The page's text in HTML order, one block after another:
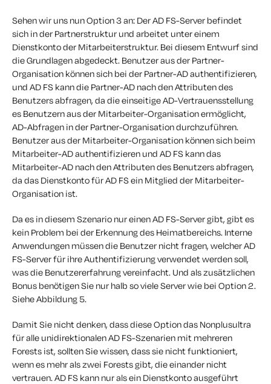
Sehen wir uns nun Option 3 an: Der AD FS-Server befindet
sich in der Partnerstruktur und arbeitet unter einem
Dienstkonto der Mitarbeiterstruktur. Bei diesem Entwurf sind
die Grundlagen abgedeckt. Benutzer aus der Partner-
Organisation können sich bei der Partner-AD authentifizieren,
und AD FS kann die Partner-AD nach den Attributen des
Benutzers abfragen, da die einseitige AD-Vertrauensstellung
es Benutzern aus der Mitarbeiter-Organisation ermöglicht,
AD-Abfragen in der Partner-Organisation durchzuführen.
Benutzer aus der Mitarbeiter-Organisation können sich beim
Mitarbeiter-AD authentifizieren und AD FS kann das
Mitarbeiter-AD nach den Attributen des Benutzers abfragen,
da das Dienstkonto für AD FS ein Mitglied der Mitarbeiter-
Organisation ist.
Da es in diesem Szenario nur einen AD FS-Server gibt, gibt es
kein Problem bei der Erkennung des Heimatbereichs. Interne
Anwendungen müssen die Benutzer nicht fragen, welcher AD
FS-Server für ihre Authentifizierung verwendet werden soll,
was die Benutzererfahrung vereinfacht. Und als zusätzlichen
Bonus benötigen Sie nur halb so viele Server wie bei Option 2.
Siehe Abbildung 5.
Damit Sie nicht denken, dass diese Option das Nonplusultra
für alle unidirektionalen AD FS-Szenarien mit mehreren
Forests ist, sollten Sie wissen, dass sie nicht funktioniert,
wenn es mehr als zwei Forests gibt, die einander nicht
vertrauen. AD FS kann nur als ein Dienstkonto ausgeführt